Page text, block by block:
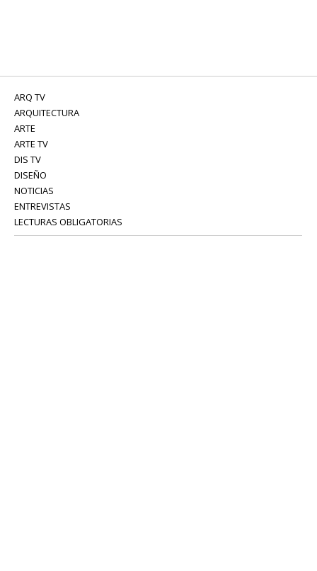
ARQ TV
ARQUITECTURA
ARTE
ARTE TV
DIS TV
DISEÑO
NOTICIAS
ENTREVISTAS
LECTURAS OBLIGATORIAS